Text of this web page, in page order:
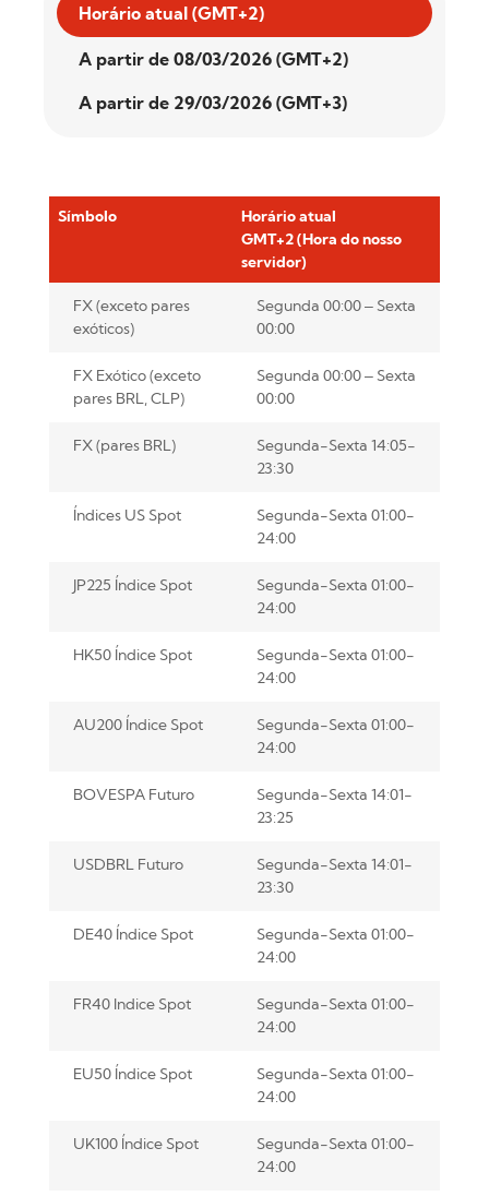
Horário atual (GMT+2)
A partir de 08/03/2026 (GMT+2)
A partir de 29/03/2026 (GMT+3)
Símbolo
Horário atual
GMT+2 (Hora do nosso
servidor)
FX (exceto pares
exóticos)
Segunda 00:00 – Sexta
00:00
FX Exótico (exceto
pares BRL, CLP)
Segunda 00:00 – Sexta
00:00
FX (pares BRL)
Segunda-Sexta 14:05-
23:30
Índices US Spot
Segunda-Sexta 01:00-
24:00
JP225 Índice Spot
Segunda-Sexta 01:00-
24:00
HK50 Índice Spot
Segunda-Sexta 01:00-
24:00
AU200 Índice Spot
Segunda-Sexta 01:00-
24:00
BOVESPA Futuro
Segunda-Sexta 14:01-
23:25
USDBRL Futuro
Segunda-Sexta 14:01-
23:30
DE40 Índice Spot
Segunda-Sexta 01:00-
24:00
FR40 Indice Spot
Segunda-Sexta 01:00-
24:00
EU50 Índice Spot
Segunda-Sexta 01:00-
24:00
UK100 Índice Spot
Segunda-Sexta 01:00-
24:00